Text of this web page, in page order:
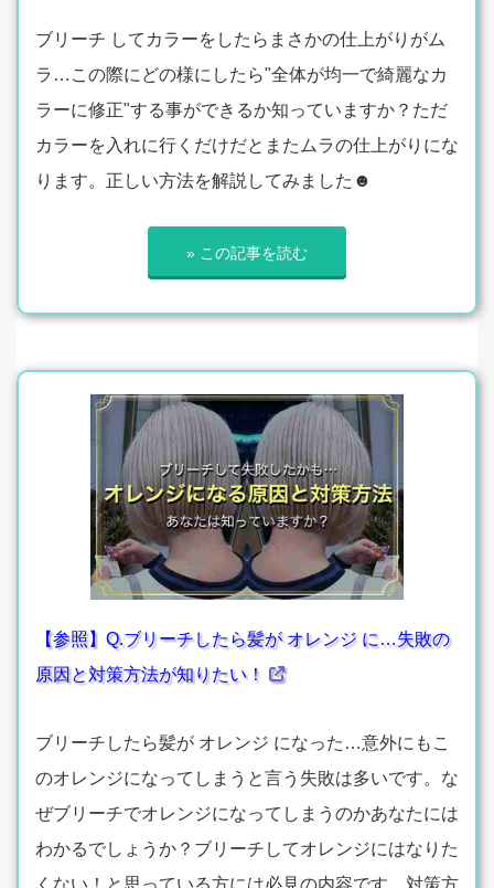
ブリーチ してカラーをしたらまさかの仕上がりがム
ラ…この際にどの様にしたら"全体が均一で綺麗なカ
ラーに修正"する事ができるか知っていますか？ただ
カラーを入れに行くだけだとまたムラの仕上がりにな
ります。正しい方法を解説してみました☻
» この記事を読む
【参照】Q.ブリーチしたら髪が オレンジ に…失敗の
原因と対策方法が知りたい！
ブリーチしたら髪が オレンジ になった…意外にもこ
のオレンジになってしまうと言う失敗は多いです。な
ぜブリーチでオレンジになってしまうのかあなたには
わかるでしょうか？ブリーチしてオレンジにはなりた
くない！と思っている方には必見の内容です。対策方